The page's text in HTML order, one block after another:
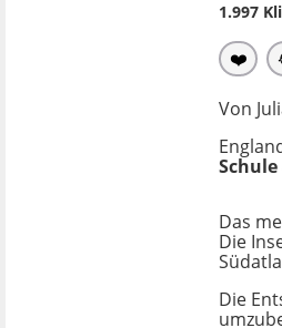
1.997
❤️
Von
Das
Die
Die